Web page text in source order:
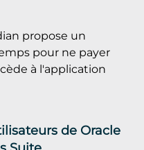
propose un
pour ne payer
à l'application
de Oracle